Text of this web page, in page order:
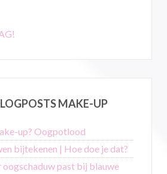
MAKE-UP
up? Oogpotlood
bijtekenen | Hoe doe je dat?
past bij blauwe